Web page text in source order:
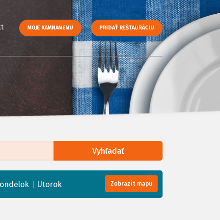
MOJE KAMNAMENU PRIDAŤ REŠTAURÁCIU
Vyhľadať
Utorok Zobrazit mapu